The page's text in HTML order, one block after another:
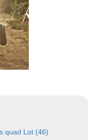
quad Lot (46)